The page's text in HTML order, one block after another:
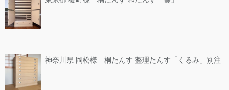
神奈川県 岡松様 桐たんす 整理たんす「くるみ」別注